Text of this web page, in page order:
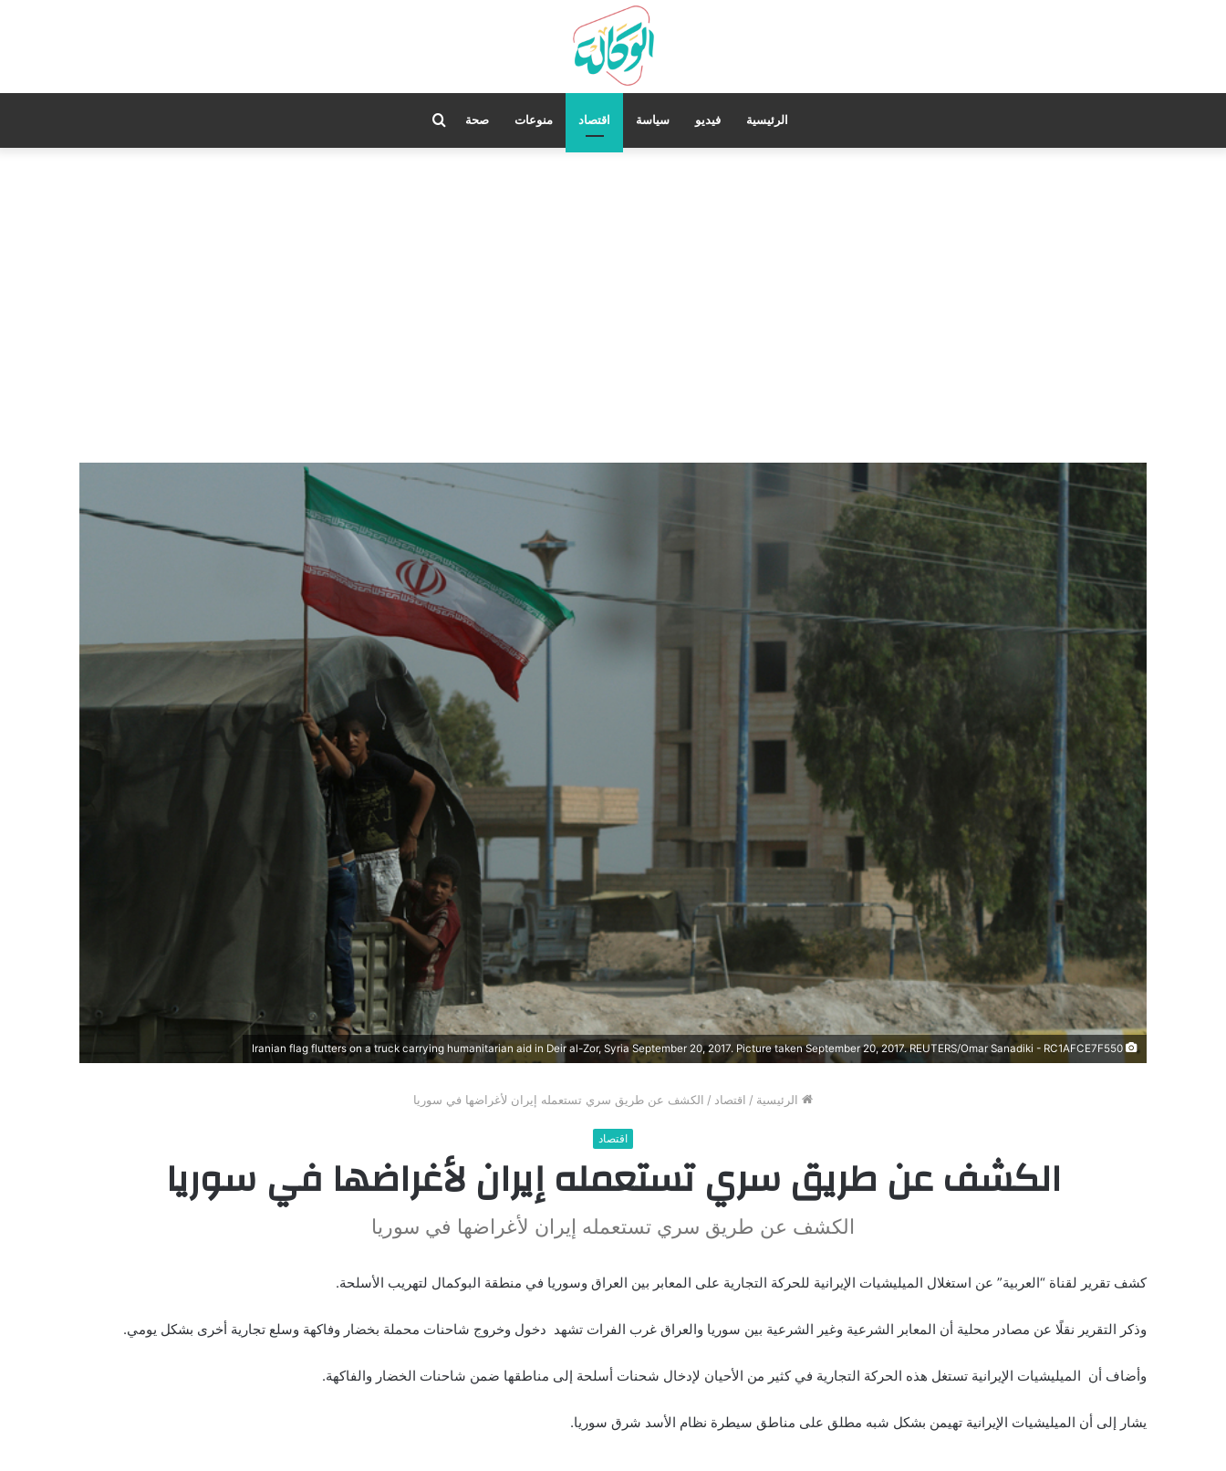
الرئيسية فيديو سياسة اقتصاد منوعات صحة
الرئيسية / اقتصاد / الكشف عن طريق سري تستعمله إيران لأغراضها في سوريا
اقتصاد
الكشف عن طريق سري تستعمله إيران لأغراضها في سوريا
الكشف عن طريق سري تستعمله إيران لأغراضها في سوريا
كشف تقرير لقناة “العربية” عن استغلال الميليشيات الإيرانية للحركة التجارية على المعابر بين العراق وسوريا في منطقة البوكمال لتهريب الأسلحة.
وذكر التقرير نقلًا عن مصادر محلية أن المعابر الشرعية وغير الشرعية بين سوريا والعراق غرب الفرات تشهد دخول وخروج شاحنات محملة بخضار وفاكهة وسلع تجارية أخرى بشكل يومي.
وأضاف أن الميليشيات الإيرانية تستغل هذه الحركة التجارية في كثير من الأحيان لإدخال شحنات أسلحة إلى مناطقها ضمن شاحنات الخضار والفاكهة.
يشار إلى أن الميليشيات الإيرانية تهيمن بشكل شبه مطلق على مناطق سيطرة نظام الأسد شرق سوريا.